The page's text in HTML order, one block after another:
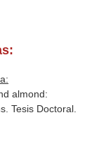
almond:
Tesis Doctoral.